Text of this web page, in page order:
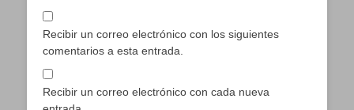
Recibir un correo electrónico con los siguientes
comentarios a esta entrada.
Recibir un correo electrónico con cada nueva